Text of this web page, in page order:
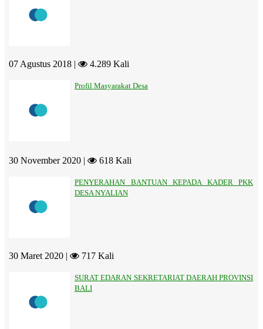
07 Agustus 2018 | 4.289 Kali
Profil Masyarakat Desa
30 November 2020 | 618 Kali
PENYERAHAN BANTUAN KEPADA KADER PKK
DESA NYALIAN
30 Maret 2020 | 717 Kali
SURAT EDARAN SEKRETARIAT DAERAH PROVINSI
BALI